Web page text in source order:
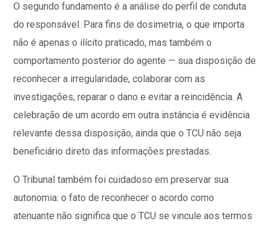
O segundo fundamento é a análise do perfil de conduta
do responsável. Para fins de dosimetria, o que importa
não é apenas o ilícito praticado, mas também o
comportamento posterior do agente — sua disposição de
reconhecer a irregularidade, colaborar com as
investigações, reparar o dano e evitar a reincidência. A
celebração de um acordo em outra instância é evidência
relevante dessa disposição, ainda que o TCU não seja
beneficiário direto das informações prestadas.
O Tribunal também foi cuidadoso em preservar sua
autonomia: o fato de reconhecer o acordo como
atenuante não significa que o TCU se vincule aos termos